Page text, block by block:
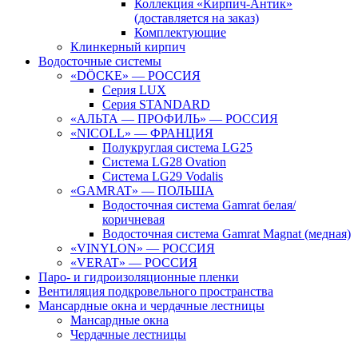
Коллекция «Кирпич-Антик»
(доставляется на заказ)
Комплектующие
Клинкерный кирпич
Водосточные системы
«DÖCKE» — РОССИЯ
Серия LUX
Серия STANDARD
«АЛЬТА — ПРОФИЛЬ» — РОССИЯ
«NICOLL» — ФРАНЦИЯ
Полукруглая система LG25
Система LG28 Ovation
Система LG29 Vodalis
«GAMRAT» — ПОЛЬША
Водосточная система Gamrat белая/
коричневая
Водосточная система Gamrat Magnat (медная)
«VINYLON» — РОССИЯ
«VERAT» — РОССИЯ
Паро- и гидроизоляционные пленки
Вентиляция подкровельного пространства
Мансардные окна и чердачные лестницы
Мансардные окна
Чердачные лестницы